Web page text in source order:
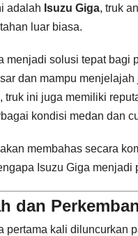
adalah Isuzu Giga, truk
luar biasa.
menjadi solusi tepat bagi
dan mampu
truk ini juga memiliki
kondisi medan dan
membahas secara
Isuzu Giga menjadi
dan
pertama kali diluncurkan